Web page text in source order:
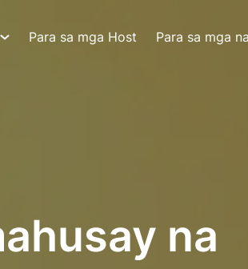
Para sa mga Host Para sa mga
na